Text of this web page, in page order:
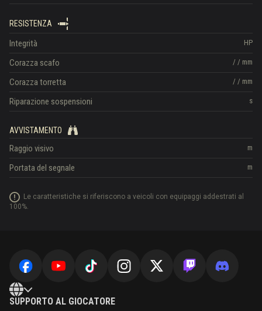
RESISTENZA
HP
Integrità
/ / mm
Corazza scafo
/ / mm
Corazza torretta
s
Riparazione sospensioni
AVVISTAMENTO
m
Raggio visivo
m
Portata del segnale
Le caratteristiche si riferiscono a veicoli con equipaggi addestrati al
100%.
SUPPORTO AL GIOCATORE